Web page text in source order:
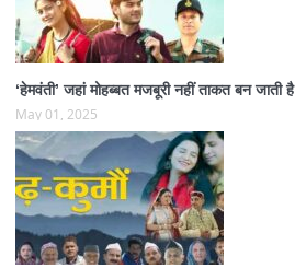
‘हेमवंती’ जहां मोहब्बत मजबूरी नहीं ताकत बन जाती है
May 01, 2025